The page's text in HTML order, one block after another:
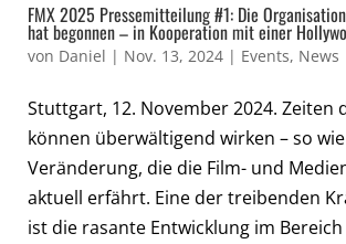
FMX 2025 Pressemitteilung #1: Die
hat begonnen – in Kooperation mit einer
von Daniel | Nov. 13, 2024 | Events, News
Stuttgart, 12. November 2024. Zeiten
können überwältigend wirken – so
Veränderung, die die Film- und
aktuell erfährt. Eine der treibenden
ist die rasante Entwicklung im